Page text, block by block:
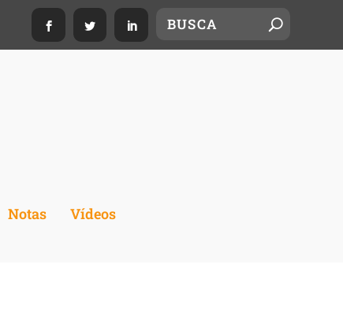
Notas Vídeos